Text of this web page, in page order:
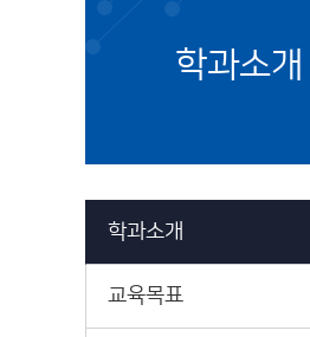
College of
Humanities
학과소개
학과소개
교육목표